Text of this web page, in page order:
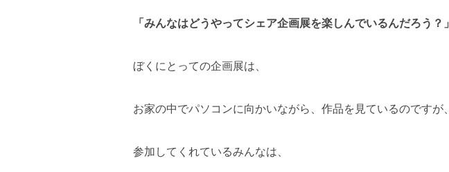
「みんなはどうやってシェア企画展を楽しんでいるんだろう？」
ぼくにとっての企画展は、
お家の中でパソコンに向かいながら、作品を見ているのですが、
参加してくれているみんなは、